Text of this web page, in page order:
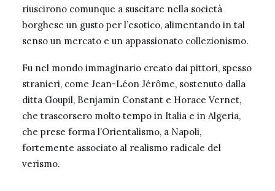
riuscirono comunque a suscitare nella società
borghese un gusto per l’esotico, alimentando in tal
senso un mercato e un appassionato collezionismo.
Fu nel mondo immaginario creato dai pittori, spesso
stranieri, come Jean-Léon Jérôme, sostenuto dalla
ditta Goupil, Benjamin Constant e Horace Vernet,
che trascorsero molto tempo in Italia e in Algeria,
che prese forma l’Orientalismo, a Napoli,
fortemente associato al realismo radicale del
verismo.